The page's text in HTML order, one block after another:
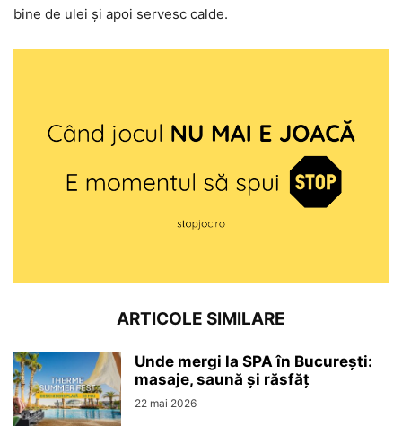
bine de ulei și apoi servesc calde.
ARTICOLE SIMILARE
Unde mergi la SPA în București:
masaje, saună și răsfăț
22 mai 2026